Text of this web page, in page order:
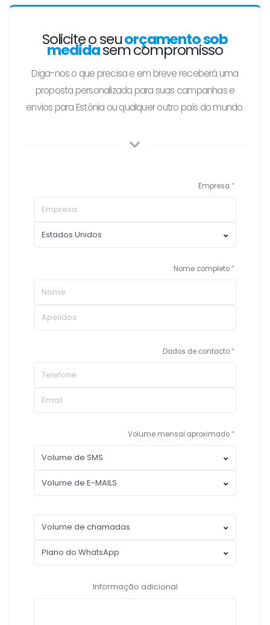
Solicite o seuorçamento sob
medidasem compromisso
Diga-nos o que precisa e em breve receberá uma
proposta personalizada para suas campanhas e
envios para Estônia ou qualquer outro país do mundo.
Empresa
Nome completo
Dados de contacto
Volume mensal aproximado
Informação adicional